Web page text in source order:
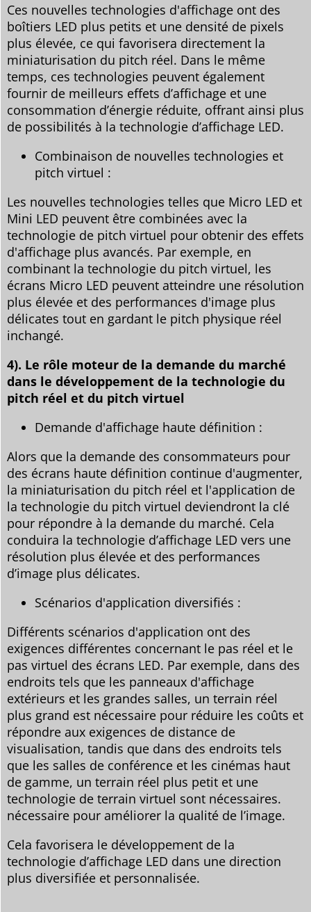
Ces nouvelles technologies d'affichage ont des
boîtiers LED plus petits et une densité de pixels
plus élevée, ce qui favorisera directement la
miniaturisation du pitch réel. Dans le même
temps, ces technologies peuvent également
fournir de meilleurs effets d’affichage et une
consommation d’énergie réduite, offrant ainsi plus
de possibilités à la technologie d’affichage LED.
Combinaison de nouvelles technologies et
pitch virtuel :
Les nouvelles technologies telles que Micro LED et
Mini LED peuvent être combinées avec la
technologie de pitch virtuel pour obtenir des effets
d'affichage plus avancés. Par exemple, en
combinant la technologie du pitch virtuel, les
écrans Micro LED peuvent atteindre une résolution
plus élevée et des performances d'image plus
délicates tout en gardant le pitch physique réel
inchangé.
4). Le rôle moteur de la demande du marché
dans le développement de la technologie du
pitch réel et du pitch virtuel
Demande d'affichage haute définition :
Alors que la demande des consommateurs pour
des écrans haute définition continue d'augmenter,
la miniaturisation du pitch réel et l'application de
la technologie du pitch virtuel deviendront la clé
pour répondre à la demande du marché. Cela
conduira la technologie d’affichage LED vers une
résolution plus élevée et des performances
d’image plus délicates.
Scénarios d'application diversifiés :
Différents scénarios d'application ont des
exigences différentes concernant le pas réel et le
pas virtuel des écrans LED. Par exemple, dans des
endroits tels que les panneaux d'affichage
extérieurs et les grandes salles, un terrain réel
plus grand est nécessaire pour réduire les coûts et
répondre aux exigences de distance de
visualisation, tandis que dans des endroits tels
que les salles de conférence et les cinémas haut
de gamme, un terrain réel plus petit et une
technologie de terrain virtuel sont nécessaires.
nécessaire pour améliorer la qualité de l’image.
Cela favorisera le développement de la
technologie d’affichage LED dans une direction
plus diversifiée et personnalisée.